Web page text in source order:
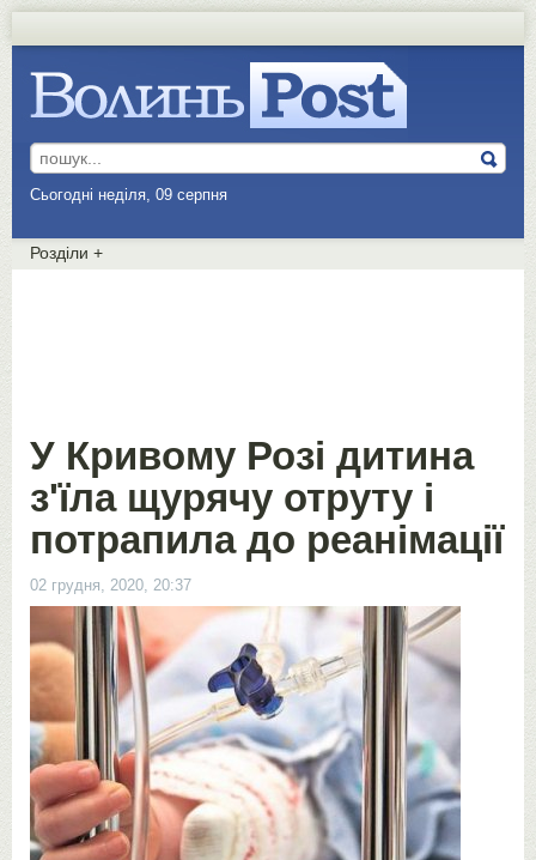
Сьогодні неділя, 09 серпня
Розділи +
У Кривому Розі дитина
з'їла щурячу отруту і
потрапила до реанімації
02 грудня, 2020, 20:37